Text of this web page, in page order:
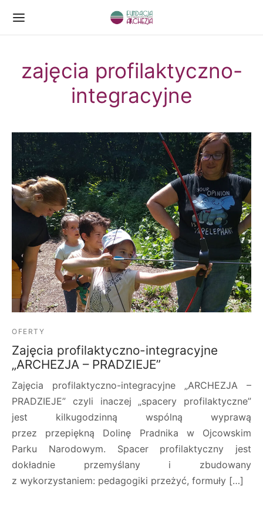
zajęcia profilaktyczno-
integracyjne
OFERTY
Zajęcia profilaktyczno-integracyjne
„ARCHEZJA – PRADZIEJE”
Zajęcia profilaktyczno-integracyjne „ARCHEZJA –
PRADZIEJE” czyli inaczej „spacery profilaktyczne”
jest kilkugodzinną wspólną wyprawą
przez przepiękną Dolinę Pradnika w Ojcowskim
Parku Narodowym. Spacer profilaktyczny jest
dokładnie przemyślany i zbudowany
z wykorzystaniem: pedagogiki przeżyć, formuły […]